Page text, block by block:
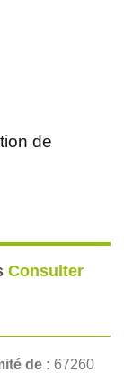
de
Consulter
de : 67260